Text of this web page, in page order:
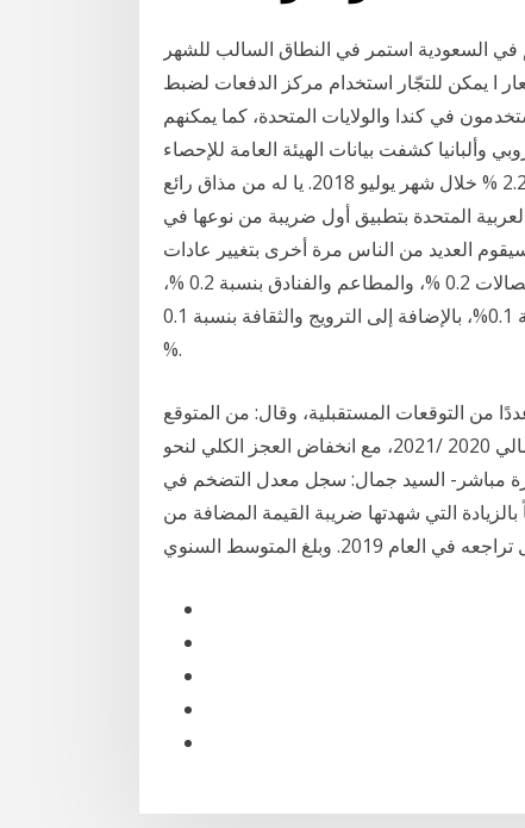
السعودية استمر في النطاق السالب للشهر
ا يمكن للتجّار استخدام مركز الدفعات لضبط
في كندا والولايات المتحدة، كما يمكنهم
وألبانيا كشفت بيانات الهيئة العامة للإحصاء
عن ارتفاع معدّل التضخم بالمملكة العربية السعودية عند 2.2 % خلال شهر يوليو 2018. يا له من مذاق رائع
المتحدة بتطبيق أول ضريبة من نوعها في
العديد من الناس مرة أخرى بتغيير عادات
وشهد معدل التضخم الشهري ارتفاع التبغ 0.4 %، والاتصالات 0.2 %، والمطاعم والفنادق بنسبة 0.2 %،
والسلع والخدمات المتنوعة 0.2 %، والملابس والأحذية بنسبة 0.1%، بالإضافة إلى الترويج والثقافة بنسبة 0.1
%.
من التوقعات المستقبلية، وقال: من المتوقع
تحقيق معدل نمو اقتصادي ما بين 2.8% إلى 4% في العام المالي 2020 /2021، مع انخفاض العجز الكلي لنحو
المحلي الإجمالي 4‏‏/6‏‏/1442 بعد الهجرة مباشر- السيد جمال: سجل معدل التضخم في
ارتفاعاً خلال عام 2020؛ مدفوعاً بالزيادة التي شهدتها ضريبة القيمة المضافة من